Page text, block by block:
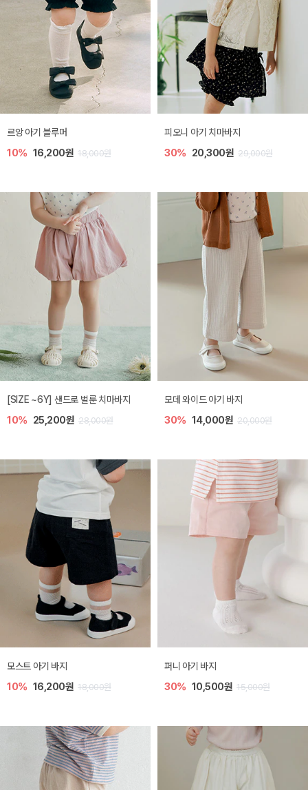
르앙 아기 블루머
10% 16,200원 18,000원
피오니 아기 치마바지
30% 20,300원 29,000원
[SIZE ~6Y] 샌드로 벌룬 치마바지
10% 25,200원 28,000원
모데 와이드 아기 바지
30% 14,000원 20,000원
모스트 아기 바지
10% 16,200원 18,000원
퍼니 아기 바지
30% 10,500원 15,000원